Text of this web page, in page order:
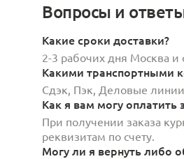
Вопросы и
Какие сроки доставки?
2-3 рабочих дня Москва и
Какими транспортными
Сдэк, Пэк, Деловые
Как я вам могу оплатить
При получении заказа
реквизитам по счету.
Могу ли я вернуть либо